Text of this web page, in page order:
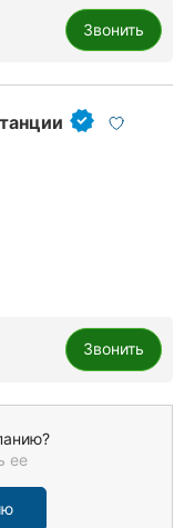
Звонить
Звонить
ее